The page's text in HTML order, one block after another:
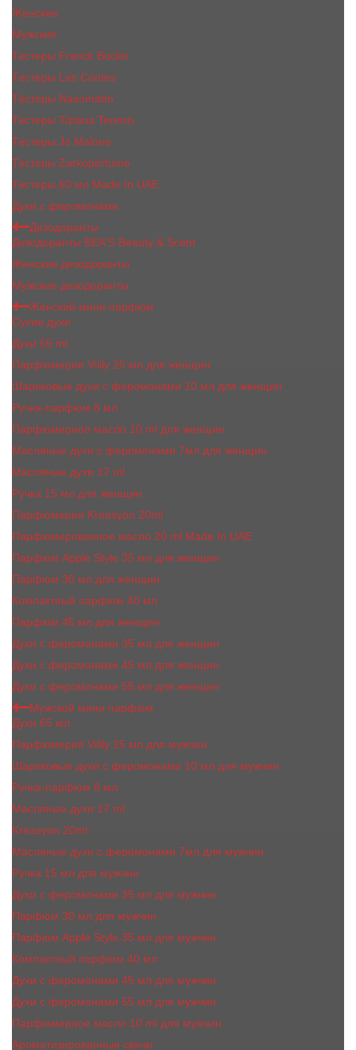
Женские
Мужские
Тестеры Franck Boclet
Тестеры Les Contes
Тестеры Nasomatto
Тестеры Tiziana Terenzi
Тестеры Jо Malоnе
Тестеры Zarkoperfume
Тестеры 60 мл Made In UAE
Духи с феромонами
Дезодоранты
Дезодоранты BEA'S Beauty & Scent
Женские дезодоранты
Мужские дезодоранты
Женский мини парфюм
Сухие духи
Духи 65 ml
Парфюмерия Vilily 25 мл для женщин
Шариковые духи с феромонами 10 мл для женщин
Ручка-парфюм 8 мл
Парфюмерное масло 10 ml для женщин
Масляные духи c феромонами 7мл для женщин
Масляные духи 17 ml
Ручка 15 мл для женщин
Парфюмерия Kreasyon 20ml
Парфюмированное масло 20 ml Made In UAE
Парфюм Apple Style 35 мл для женщин
Парфюм 30 мл для женщин
Компактный парфюм 40 мл
Парфюм 45 мл для женщин
Духи с феромонами 35 мл для женщин
Духи с феромонами 45 мл для женщин
Духи с феромонами 55 мл для женщин
Мужской мини парфюм
Духи 65 мл
Парфюмерия Vilily 25 мл для мужчин
Шариковые духи с феромонами 10 мл для мужчин
Ручка-парфюм 8 мл
Масляные духи 17 ml
Kreasyon 20ml
Масляные духи c феромонами 7мл для мужчин
Ручка 15 мл для мужчин
Духи с феромонами 35 мл для мужчин
Парфюм 30 мл для мужчин
Парфюм Apple Style 35 мл для мужчин
Компактный парфюм 40 мл
Духи с феромонами 45 мл для мужчин
Духи с феромонами 55 мл для мужчин
Парфюмерное масло 10 ml для мужчин
Ароматизированные свечи